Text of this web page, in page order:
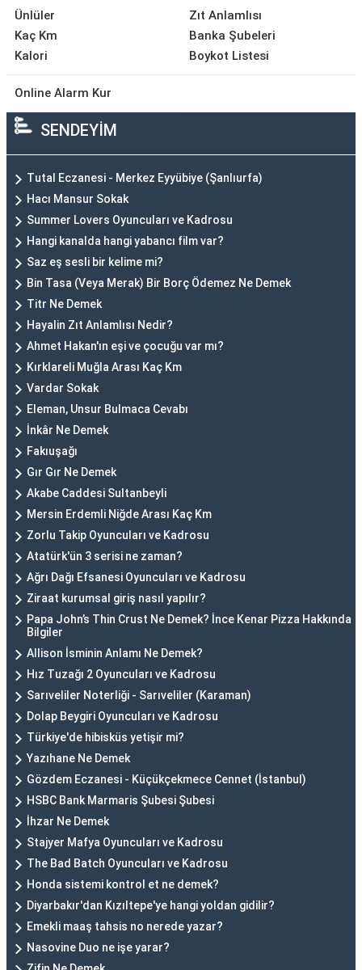
Ünlüler
Kaç Km
Kalori
Zıt Anlamlısı
Banka Şubeleri
Boykot Listesi
Online Alarm Kur
SENDEYİM
Tutal Eczanesi - Merkez Eyyübiye (Şanlıurfa)
Hacı Mansur Sokak
Summer Lovers Oyuncuları ve Kadrosu
Hangi kanalda hangi yabancı film var?
Saz eş sesli bir kelime mi?
Bin Tasa (Veya Merak) Bir Borç Ödemez Ne Demek
Titr Ne Demek
Hayalin Zıt Anlamlısı Nedir?
Ahmet Hakan'ın eşi ve çocuğu var mı?
Kırklareli Muğla Arası Kaç Km
Vardar Sokak
Eleman, Unsur Bulmaca Cevabı
İnkâr Ne Demek
Fakıuşağı
Gır Gır Ne Demek
Akabe Caddesi Sultanbeyli
Mersin Erdemli Niğde Arası Kaç Km
Zorlu Takip Oyuncuları ve Kadrosu
Atatürk'ün 3 serisi ne zaman?
Ağrı Dağı Efsanesi Oyuncuları ve Kadrosu
Ziraat kurumsal giriş nasıl yapılır?
Papa John’s Thin Crust Ne Demek? İnce Kenar Pizza Hakkında
Bilgiler
Allison İsminin Anlamı Ne Demek?
Hız Tuzağı 2 Oyuncuları ve Kadrosu
Sarıveliler Noterliği - Sarıveliler (Karaman)
Dolap Beygiri Oyuncuları ve Kadrosu
Türkiye'de hibisküs yetişir mi?
Yazıhane Ne Demek
Gözdem Eczanesi - Küçükçekmece Cennet (İstanbul)
HSBC Bank Marmaris Şubesi Şubesi
İhzar Ne Demek
Stajyer Mafya Oyuncuları ve Kadrosu
The Bad Batch Oyuncuları ve Kadrosu
Honda sistemi kontrol et ne demek?
Diyarbakır'dan Kızıltepe'ye hangi yoldan gidilir?
Emekli maaş tahsis no nerede yazar?
Nasovine Duo ne işe yarar?